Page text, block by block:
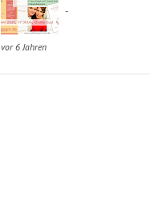
-
vor 6 Jahren